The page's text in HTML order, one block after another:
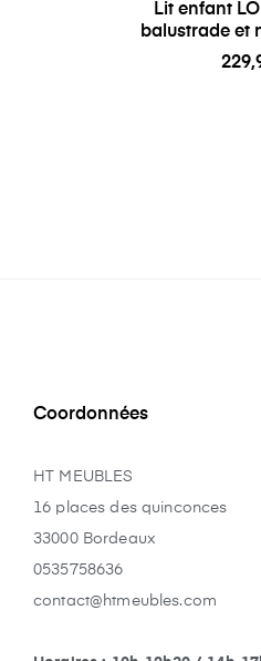
Lit enfant
balustrade et
Coordonnées
HT MEUBLES
16 places des quinconces
33000 Bordeaux
0535758636
contact@htmeubles.com